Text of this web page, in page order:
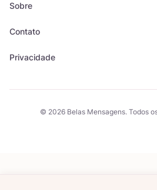
Sobre
Contato
Privacidade
© 2026 Belas Mensagens. Todos